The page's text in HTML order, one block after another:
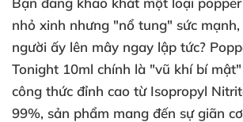
nhỏ xinh nhưng "nổ tung" sức
người ấy lên mây ngay lập tức?
Tonight 10ml chính là "vũ khí bí
công thức đỉnh cao từ Isopropyl
99%, sản phẩm mang đến sựgiãn